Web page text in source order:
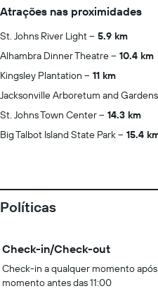
Atrações nas proximidades
St. Johns River Light
5.9 km
Alhambra Dinner Theatre
10.4 km
Kingsley Plantation
11 km
Jacksonville Arboretum and Gardens
St. Johns Town Center
14.3 km
Big Talbot Island State Park
15.4
Políticas
Check-in/Check-out
Check-in a qualquer momento
momento antes das 11:00